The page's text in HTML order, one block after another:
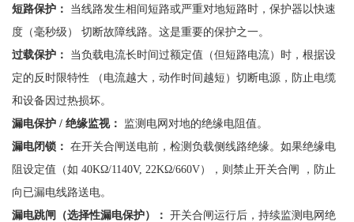
短路保护：
当线路发生相间短路或严重对地短路时，保护器以快速
度（毫秒级）
切断故障线路。这是重要的保护之一。
过载保护：
当负载电流长时间过额定值（但短路电流）时，根据设
定的反时限特性
（电流越大，动作时间越短）切断电源，防止电缆
和设备因过热损坏。
漏电保护 / 绝缘监视：
监测电网对地的绝缘电阻值。
漏电闭锁： 在开关合闸送电前，检测负载侧线路绝缘。如果绝缘电
阻设定值（如 40KΩ/1140V, 22KΩ/660V），则禁止开关合闸 ，防止
向已漏电线路送电。
漏电跳闸（选择性漏电保护）： 开关合闸运行后，持续监测电网绝